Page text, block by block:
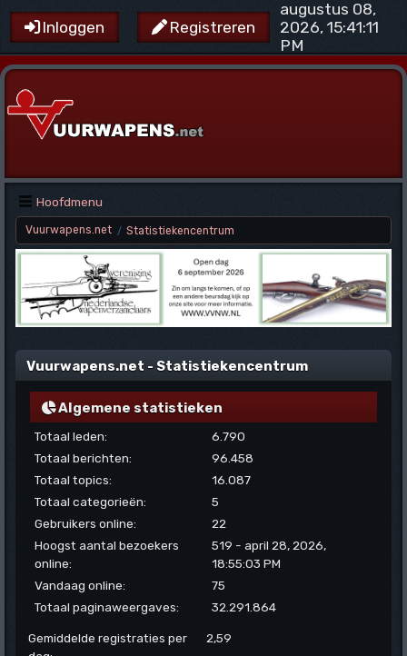
Inloggen Registreren
augustus 08,
2026, 15:41:11
PM
Hoofdmenu
Vuurwapens.net / Statistiekencentrum
Vuurwapens.net - Statistiekencentrum
Algemene statistieken
Totaal leden:
6.790
Totaal berichten:
96.458
Totaal topics:
16.087
Totaal categorieën:
5
Gebruikers online:
22
Hoogst aantal bezoekers
online:
519 - april 28, 2026,
18:55:03 PM
Vandaag online:
75
Totaal paginaweergaves:
32.291.864
Gemiddelde registraties per
2,59